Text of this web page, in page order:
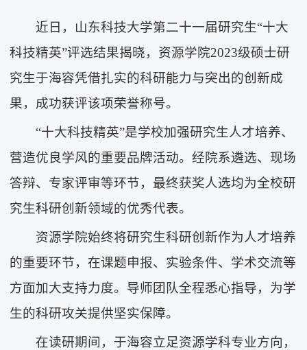
近日，山东科技大学第二十一届研究生“十大
科技精英”评选结果揭晓，资源学院2023级硕士研
究生于海容凭借扎实的科研能力与突出的创新成
果，成功获评该项荣誉称号。
“十大科技精英”是学校加强研究生人才培养、
营造优良学风的重要品牌活动。经院系遴选、现场
答辩、专家评审等环节，最终获奖人选均为全校研
究生科研创新领域的优秀代表。
资源学院始终将研究生科研创新作为人才培养
的重要环节，在课题申报、实验条件、学术交流等
方面加大支持力度。导师团队全程悉心指导，为学
生的科研攻关提供坚实保障。
在读研期间，于海容立足资源学科专业方向，